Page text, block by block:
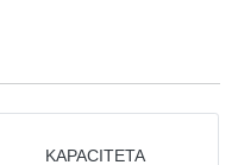
KAPACITETA